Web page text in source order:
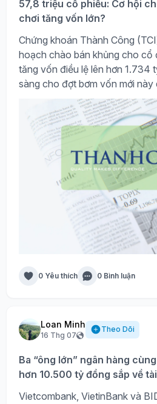
57,8 triệu cổ phiếu: Cơ hội
chơi tăng vốn lớn?
Chứng khoán Thành Công
hoạch chào bán khủng cho cổ
tăng vốn điều lệ lên hơn 1.734
sàng cho đợt bơm vốn mới này
0 Yêu thích 0 Bình luận
Loan Minh
16 Thg 07
Theo Dõi
Ba “ông lớn” ngân hàng
hơn 10.500 tỷ đồng sắp về
Vietcombank, VietinBank và